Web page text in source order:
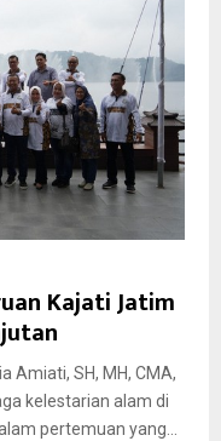
Kajati Jatim
Amiati, SH, MH, CMA,
kelestarian alam di
pertemuan yang...